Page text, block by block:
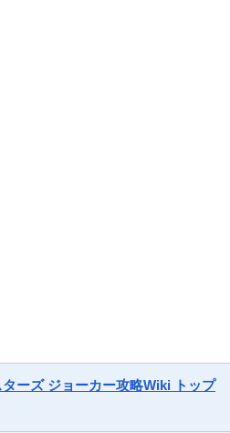
ーズ ジョーカー攻略Wiki トップ